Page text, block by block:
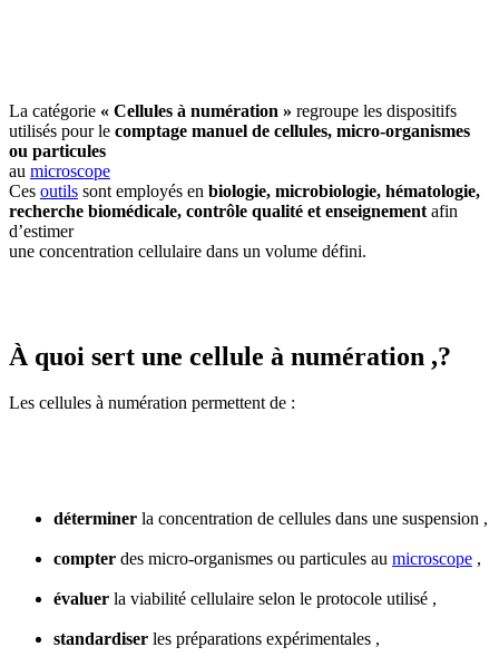
La catégorie « Cellules à numération » regroupe les dispositifs
utilisés pour le comptage manuel de cellules, micro-organismes
ou particules
au microscope
Ces outils sont employés en biologie, microbiologie, hématologie,
recherche biomédicale, contrôle qualité et enseignement afin
d’estimer
une concentration cellulaire dans un volume défini.
À quoi sert une cellule à numération ,?
Les cellules à numération permettent de :
déterminer la concentration de cellules dans une suspension ,
compter des micro-organismes ou particules au microscope ,
évaluer la viabilité cellulaire selon le protocole utilisé ,
standardiser les préparations expérimentales ,